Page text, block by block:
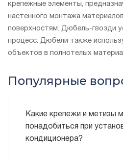
крепежные элементы,
настенного монтажа
поверхностям. Дюбель-гвозди
процесс. Дюбели также
объектов в полнотелых
Популярные
Какие крепежи и метизы
понадобиться при
кондиционера?